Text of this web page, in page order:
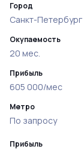
Прибыль
Город
Санкт-Петербург
Окупаемость
20 мес.
Прибыль
605 000/мес
Метро
По запросу